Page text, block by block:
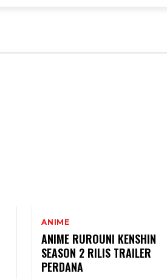
ANIME
ANIME RUROUNI KENSHIN
SEASON 2 RILIS TRAILER
PERDANA